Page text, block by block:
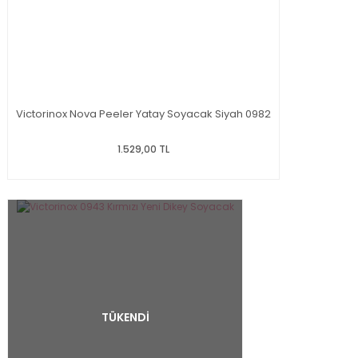
Victorinox Nova Peeler Yatay Soyacak Siyah 0982
1.529,00 TL
TÜKENDİ